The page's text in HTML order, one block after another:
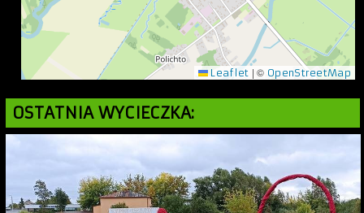
Leaflet | © OpenStreetMap
OSTATNIA WYCIECZKA: